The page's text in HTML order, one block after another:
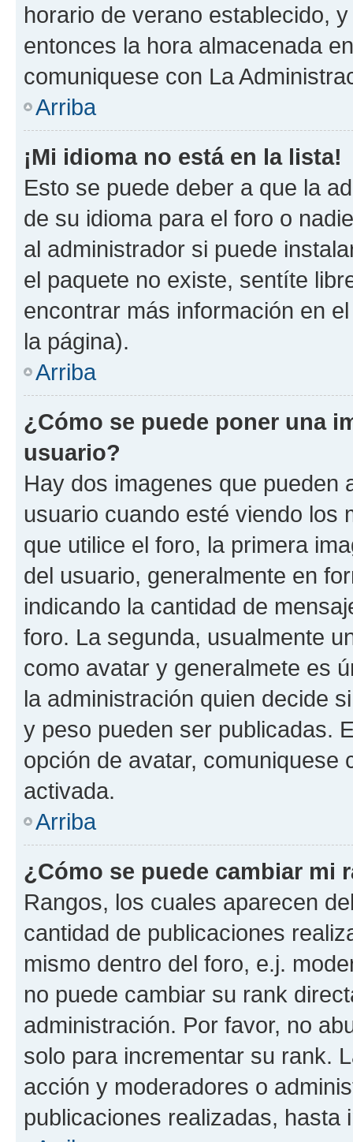
horario de verano establecido,
entonces la hora almacenada
comuniquese con La
Arriba
¡Mi idioma no está en la lista!
Esto se puede deber a que la
de su idioma para el foro o
al administrador si puede
el paquete no existe, sentíte
encontrar más información en
la página).
Arriba
¿Cómo se puede poner una
usuario?
Hay dos imagenes que pueden
usuario cuando esté viendo los
que utilice el foro, la primera
del usuario, generalmente en
indicando la cantidad de
foro. La segunda, usualmente
como avatar y generalmete es
la administración quien decide
y peso pueden ser publicadas.
opción de avatar, comuniquese
activada.
Arriba
¿Cómo se puede cambiar mi
Rangos, los cuales aparecen
cantidad de publicaciones
mismo dentro del foro, e.j.
no puede cambiar su rank
administración. Por favor, no
solo para incrementar su rank.
acción y moderadores o
publicaciones realizadas, hasta